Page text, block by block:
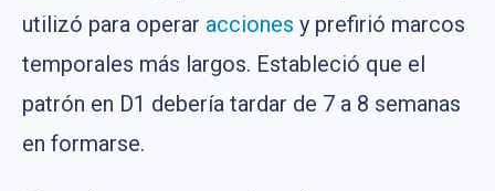
utilizó para operar acciones y prefirió marcos
temporales más largos. Estableció que el
patrón en D1 debería tardar de 7 a 8 semanas
en formarse.